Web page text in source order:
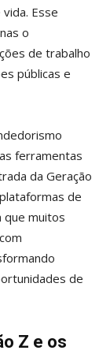
Esse
o
de trabalho
públicas e
ferramentas
da Geração
de
que muitos
de
Z e os